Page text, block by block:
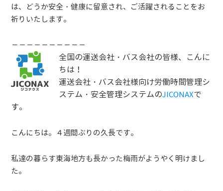
は、どうか安全・健康に留意され、ご活躍されることをお
祈りいたします。
－－－－－－－－－－
全国の運送会社・バス会社の皆様、こんに
ちは！
運送会社・バス会社様向け労働時間管理シ
ステム・安全管理システムのJICONAXで
す。
こんにちは。４週間ぶりの久長です。
私達の暮らす東海地方も長かった梅雨がようやく明けまし
た。